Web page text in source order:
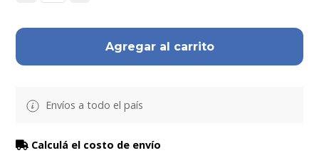
Agregar al carrito
Envíos a todo el país
Calculá el costo de envío